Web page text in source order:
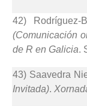
42) Rodríguez-
(Comunicación
de R en Galicia.
43) Saavedra
Invitada).